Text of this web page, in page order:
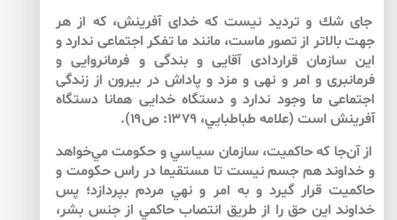
جاى شك و ترديد نيست كه خداى آفرينش، كه از هر
جهت‏ بالاتر از تصور ماست، مانند ما تفكر اجتماعى ندارد و
اين سازمان قراردادى آقايى و بندگى و فرمانروايى و
فرمانبرى و امر و نهى و مزد و پاداش در بيرون از زندگى
اجتماعى ما وجود ندارد و دستگاه خدايى همانا دستگاه
آفرينش است (علامه طباطبايي، ۱۳۷۹: ص۱۹).
از آن‌جا كه حاكميت، سازمان سيـاسي و حكومت مي‌‌خواهد
و خداوند هم جسم نيست تا مستقيما در راس حكومت و
حاكميت قرار گيرد و به امر و نهي مردم بپردازد؛ پس
خداوند اين حق را از طريق انتصاب حاكمي از جنس بشر،